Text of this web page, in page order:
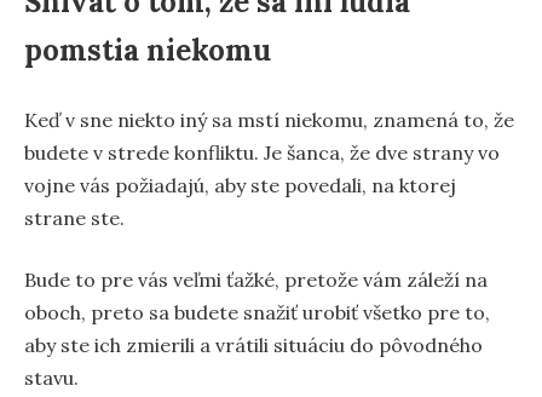
pomstia niekomu
Keď v sne niekto iný sa mstí niekomu, znamená to, že
budete v strede konfliktu. Je šanca, že dve strany vo
vojne vás požiadajú, aby ste povedali, na ktorej
strane ste.
Bude to pre vás veľmi ťažké, pretože vám záleží na
oboch, preto sa budete snažiť urobiť všetko pre to,
aby ste ich zmierili a vrátili situáciu do pôvodného
stavu.